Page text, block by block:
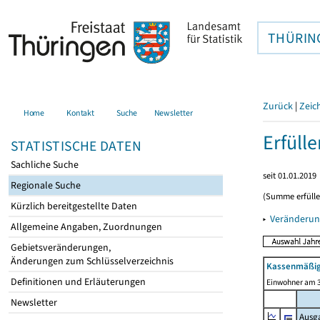
Home Kontakt Suche Newsletter
STATISTISCHE DATEN
Sachliche Suche
Regionale Suche
Kürzlich bereitgestellte Daten
Allgemeine Angaben, Zuordnungen
Gebietsveränderungen,
Änderungen zum Schlüsselverzeichnis
Definitionen und Erläuterungen
Newsletter
Zurück |
seit 01.01.2019
(Summe
▸
Einwohner am